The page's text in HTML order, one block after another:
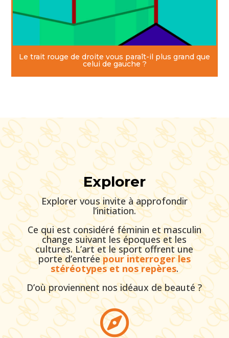
Le trait rouge de droite vous paraît-il plus grand que
celui de gauche ?
Explorer
Explorer vous invite à approfondir
l’initiation.
Ce qui est considéré féminin et masculin
change suivant les époques et les
cultures. L’art et le sport offrent une
porte d’entréepour interroger les
stéréotypes et nos repères.
D’où proviennent nos idéaux de beauté ?
